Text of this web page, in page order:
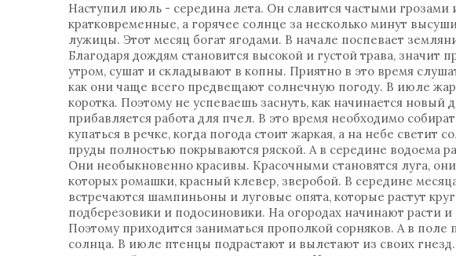
Наступил июль - середина лета. Он славится частыми
кратковременные, а горячее солнце за несколько минут
лужицы. Этот месяц богат ягодами. В начале поспевает
Благодаря дождям становится высокой и густой трава, значит
утром, сушат и складывают в копны. Приятно в это время
как они чаще всего предвещают солнечную погоду. В июле
коротка. Поэтому не успеваешь заснуть, как начинается новый
прибавляется работа для пчел. В это время необходимо
купаться в речке, когда погода стоит жаркая, а на небе светит
пруды полностью покрываются ряской. А в середине водоема
Они необыкновенно красивы. Красочными становятся луга,
которых ромашки, красный клевер, зверобой. В середине
встречаются шампиньоны и луговые опята, которые растут
подберезовики и подосиновики. На огородах начинают расти
Поэтому приходится заниматься прополкой сорняков. А в
солнца. В июле птенцы подрастают и вылетают из своих